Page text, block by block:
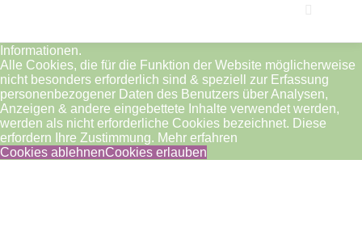
Informationen.
Alle Cookies, die für die Funktion der Website möglicherweise
nicht besonders erforderlich sind & speziell zur Erfassung
personenbezogener Daten des Benutzers über Analysen,
Anzeigen & andere eingebettete Inhalte verwendet werden,
werden als nicht erforderliche Cookies bezeichnet. Diese
erfordern Ihre Zustimmung. Mehr erfahren
Cookies ablehnenCookies erlauben